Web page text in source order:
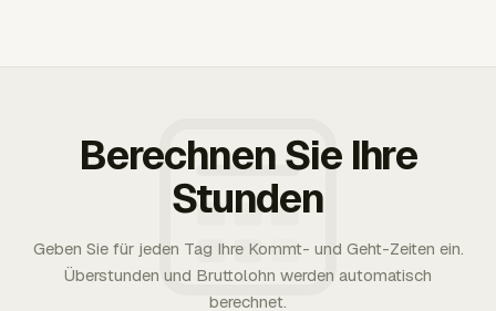
Berechnen Sie Ihre
Stunden
Geben Sie für jeden Tag Ihre Kommt- und Geht-Zeiten ein.
Überstunden und Bruttolohn werden automatisch
berechnet.